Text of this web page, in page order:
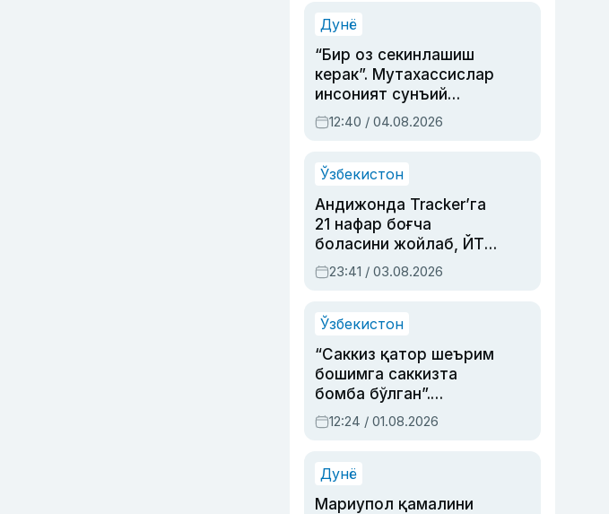
синовларга тўла ҳаёти
Дунё
“Бир оз секинлашиш
керак”. Мутахассислар
инсоният сунъий
интеллектни бошқара
олмай қолишидан
12:40 / 04.08.2026
Ўзбекистон
Андижонда Tracker’га
21 нафар боғча
боласини жойлаб, ЙТҲ
содир этган аёлга суд
ҳукми ўқилди
23:41 / 03.08.2026
Ўзбекистон
“Саккиз қатор шеърим
бошимга саккизта
бомба бўлган”.
Абдулла Ориповни
сиёсий айбловлардан
12:24 / 01.08.2026
Дунё
Мариупол қамалини